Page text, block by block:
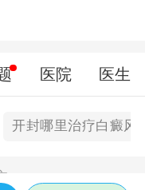
医院 医生
开封哪里治疗白癜风